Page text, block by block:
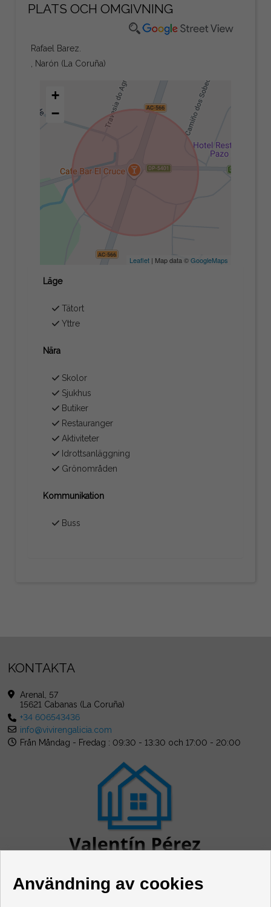
PLATS OCH OMGIVNING
Rafael Barez.
, Narón (La Coruña)
+
−
Leaflet| Map data ©GoogleMaps
Läge
Tätort
Yttre
Nära
Skolor
Sjukhus
Butiker
Restauranger
Aktiviteter
Idrottsanläggning
Grönområden
Kommunikation
Buss
KONTAKTA
Arenal, 57
15621 Cabanas (La Coruña)
+34 606543436
info@vivirengalicia.com
Från Måndag - Fredag : 09:30 - 13:30 och 17:00 - 20:00
Användning av cookies